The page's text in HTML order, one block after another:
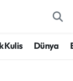
Kulis Dünya